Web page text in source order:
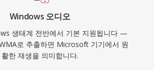
트리밍과 휴대용 사용에서는 새로운
그 자리를 차지했습니다.
Windows 오디오
생태계 전반에서 기본 지원됩니다 —
로 추출하면 Microsoft 기기에서 원
활한 재생을 의미합니다.